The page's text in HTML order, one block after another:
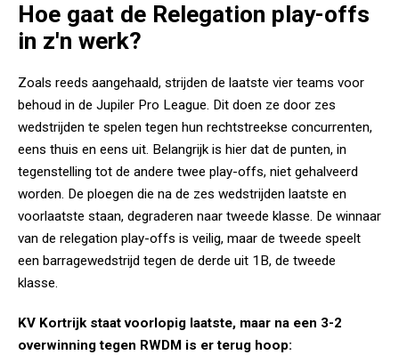
Hoe gaat de Relegation play-offs
in z'n werk?
Zoals reeds aangehaald, strijden de laatste vier teams voor
behoud in de Jupiler Pro League. Dit doen ze door zes
wedstrijden te spelen tegen hun rechtstreekse concurrenten,
eens thuis en eens uit. Belangrijk is hier dat de punten, in
tegenstelling tot de andere twee play-offs, niet gehalveerd
worden. De ploegen die na de zes wedstrijden laatste en
voorlaatste staan, degraderen naar tweede klasse. De winnaar
van de relegation play-offs is veilig, maar de tweede speelt
een barragewedstrijd tegen de derde uit 1B, de tweede
klasse.
KV Kortrijk staat voorlopig laatste, maar na een 3-2
overwinning tegen RWDM is er terug hoop: